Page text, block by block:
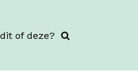
of deze?